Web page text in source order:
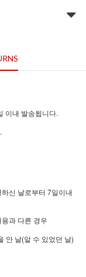
이내 발송됩니다.
신 날로부터 7일이내
과 다른 경우
안 날(알 수 있었던 날)